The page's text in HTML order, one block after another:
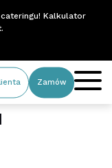
Kalkulator
Zamów